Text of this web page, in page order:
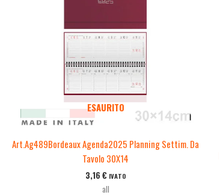
ESAURITO
Art.Ag489Bordeaux Agenda2025 Planning Settim. Da
Tavolo 30X14
3,16 € IVATO
all